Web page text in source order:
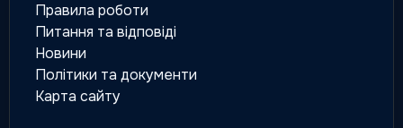
Правила роботи
Питання та відповіді
Новини
Політики та документи
Карта сайту